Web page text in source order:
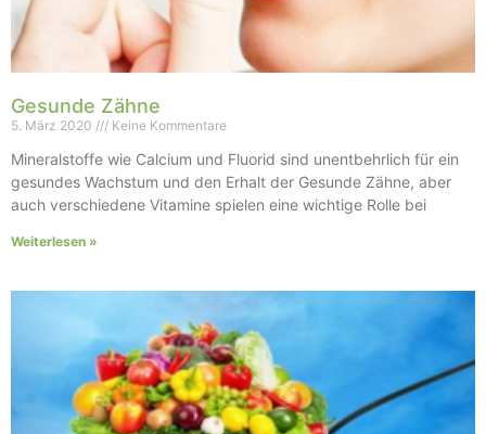
Gesunde Zähne
5. März 2020 Keine Kommentare
Mineralstoffe wie Calcium und Fluorid sind unentbehrlich für ein
gesundes Wachstum und den Erhalt der Gesunde Zähne, aber
auch verschiedene Vitamine spielen eine wichtige Rolle bei
Weiterlesen »